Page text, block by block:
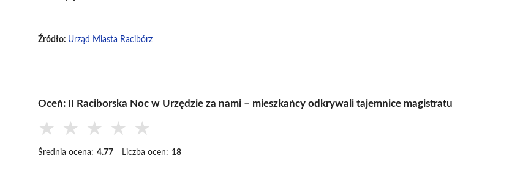
Źródło: Urząd Miasta Racibórz
Oceń: II Raciborska Noc w Urzędzie za nami – mieszkańcy odkrywali tajemnice magistratu
★ ★ ★ ★ ★
Średnia ocena: 4.77 Liczba ocen: 18